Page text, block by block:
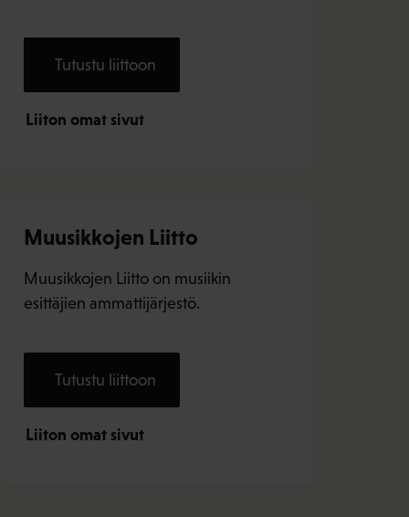
Tutustu liittoon
Liiton omat sivut
Muusikkojen Liitto
Muusikkojen Liitto on musiikin
esittäjien ammattijärjestö.
Tutustu liittoon
Liiton omat sivut